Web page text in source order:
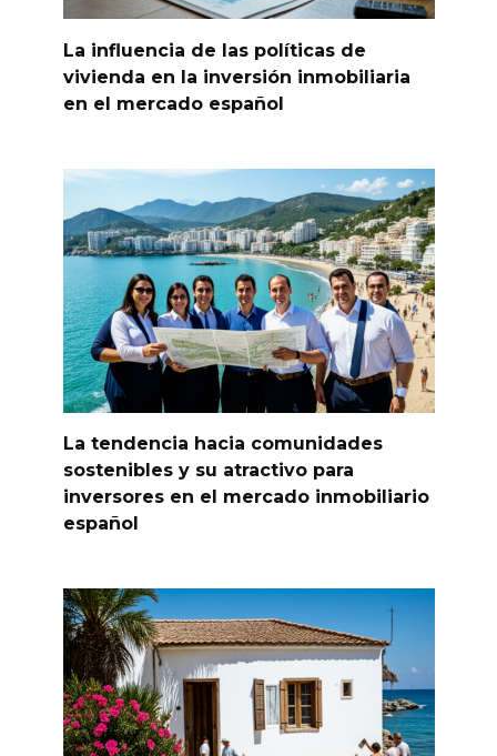
La influencia de las políticas de
vivienda en la inversión inmobiliaria
en el mercado español
La tendencia hacia comunidades
sostenibles y su atractivo para
inversores en el mercado inmobiliario
español